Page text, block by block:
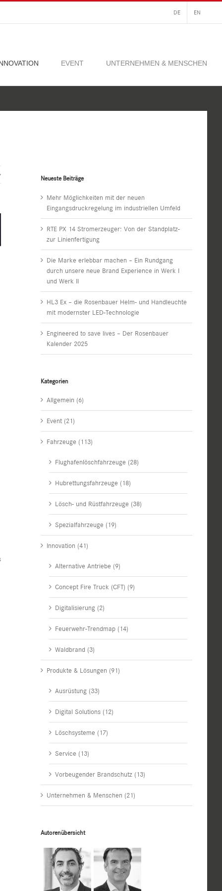
DE EN
EVENT UNTERNEHMEN & MENSCHEN
Neueste Beiträge
Mehr Möglichkeiten mit der neuen
Eingangsdruckregelung im industriellen Umfeld
RTE PX 14 Stromerzeuger: Von der Standplatz-
zur Linienfertigung
Die Marke erlebbar machen – Ein Rundgang
durch unsere neue Brand Experience in Werk I
und Werk II
HL3 Ex – die Rosenbauer Helm- und Handleuchte
mit modernster LED-Technologie
Engineered to save lives – Der Rosenbauer
Kalender 2025
Kategorien
Allgemein (6)
Event (21)
Fahrzeuge (113)
Flughafenlöschfahrzeuge (28)
Hubrettungsfahrzeuge (18)
Lösch- und Rüstfahrzeuge (38)
Spezialfahrzeuge (19)
Innovation (41)
Alternative Antriebe (9)
Concept Fire Truck (CFT) (9)
Digitalisierung (2)
Feuerwehr-Trendmap (14)
Waldbrand (3)
Produkte & Lösungen (91)
Ausrüstung (33)
Digital Solutions (12)
Löschsysteme (17)
Service (13)
Vorbeugender Brandschutz (13)
Unternehmen & Menschen (21)
Autorenübersicht